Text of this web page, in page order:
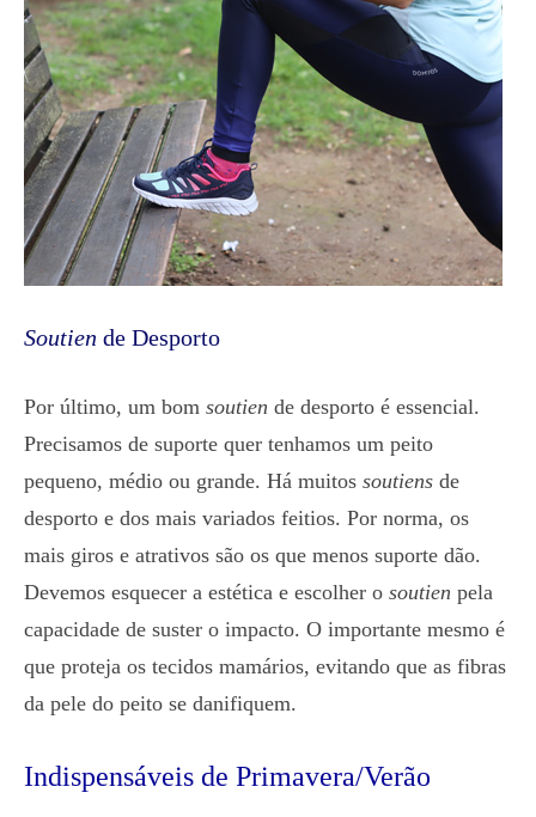
Soutien de Desporto
Por último, um bom soutien de desporto é essencial.
Precisamos de suporte quer tenhamos um peito
pequeno, médio ou grande. Há muitos soutiens de
desporto e dos mais variados feitios. Por norma, os
mais giros e atrativos são os que menos suporte dão.
Devemos esquecer a estética e escolher o soutien pela
capacidade de suster o impacto. O importante mesmo é
que proteja os tecidos mamários, evitando que as fibras
da pele do peito se danifiquem.
Indispensáveis de Primavera/Verão